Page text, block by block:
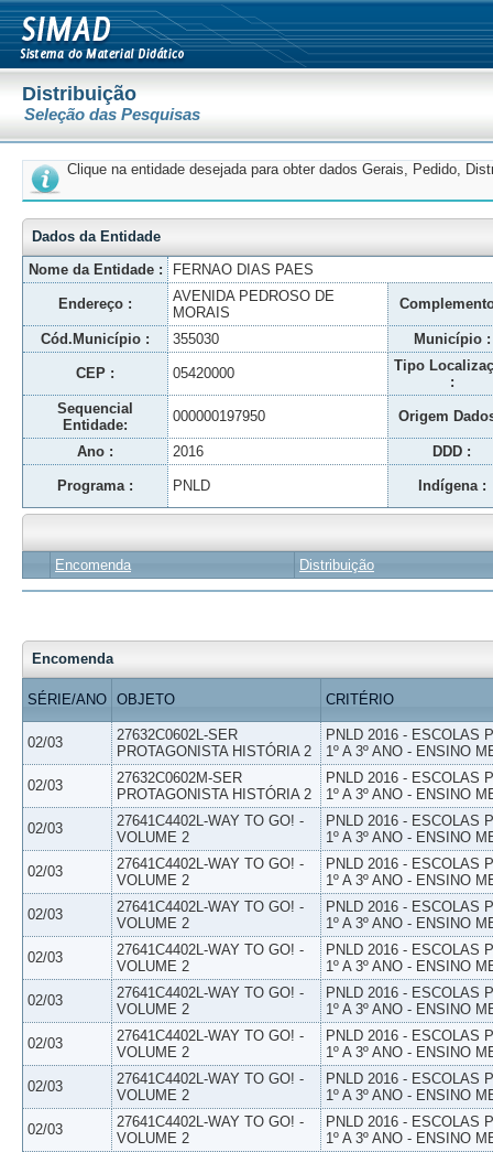
Distribuição
Seleção das Pesquisas
Clique na entidade desejada para obter dados Gerais, Pedido,
Dados da Entidade
Nome da Entidade :
FERNAO DIAS PAES
Endereço :
AVENIDA PEDROSO DE
MORAIS
Cód.Município : 355030 Município :
CEP : 05420000
Tipo
:
Sequencial
Entidade:
000000197950 Origem
Ano : 2016 DDD :
Programa : PNLD Indígena :
Encomenda Distribuição
Encomenda
SÉRIE/ANO OBJETO CRITÉRIO
02/03
27632C0602L-SER
PROTAGONISTA HISTÓRIA 2
PNLD 2016 - ESCOLAS
1º A 3º ANO - ENSINO
02/03
27632C0602M-SER
PROTAGONISTA HISTÓRIA 2
PNLD 2016 - ESCOLAS
1º A 3º ANO - ENSINO
02/03
27641C4402L-WAY TO GO! -
VOLUME 2
PNLD 2016 - ESCOLAS
1º A 3º ANO - ENSINO
02/03
27641C4402L-WAY TO GO! -
VOLUME 2
PNLD 2016 - ESCOLAS
1º A 3º ANO - ENSINO
02/03
27641C4402L-WAY TO GO! -
VOLUME 2
PNLD 2016 - ESCOLAS
1º A 3º ANO - ENSINO
02/03
27641C4402L-WAY TO GO! -
VOLUME 2
PNLD 2016 - ESCOLAS
1º A 3º ANO - ENSINO
02/03
27641C4402L-WAY TO GO! -
VOLUME 2
PNLD 2016 - ESCOLAS
1º A 3º ANO - ENSINO
02/03
27641C4402L-WAY TO GO! -
VOLUME 2
PNLD 2016 - ESCOLAS
1º A 3º ANO - ENSINO
02/03
27641C4402L-WAY TO GO! -
VOLUME 2
PNLD 2016 - ESCOLAS
1º A 3º ANO - ENSINO
02/03
27641C4402L-WAY TO GO! -
VOLUME 2
PNLD 2016 - ESCOLAS
1º A 3º ANO - ENSINO